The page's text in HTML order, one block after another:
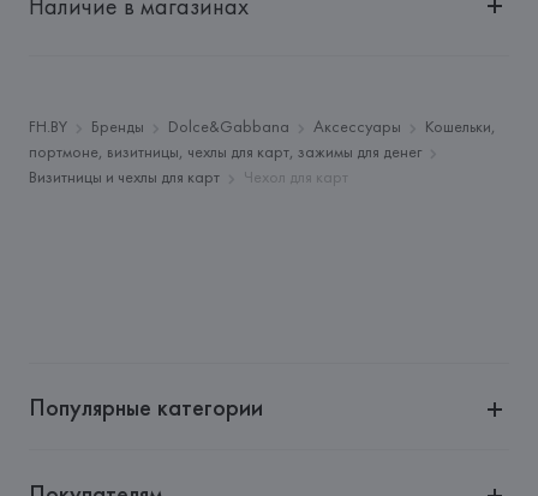
Адрес:
ИТАЛИЯ,
Dolce & Gabbana SRL, Via Goldoni 10,
20129 Milano,
Страна происхождения товара: ИТАЛИЯ
FH.BY Бренды Dolce&Gabbana Аксессуары
Кошельки,
портмоне, визитницы, чехлы для карт, зажимы для денег
Визитницы и чехлы для карт
Чехол для карт
Популярные категории